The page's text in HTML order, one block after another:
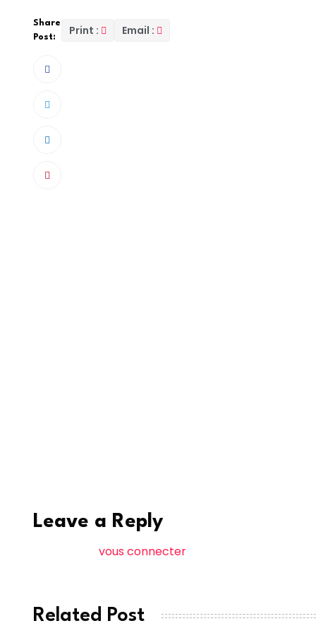
Share
Post:
Print : Email :
Leave a Reply
vous connecter
Related Post